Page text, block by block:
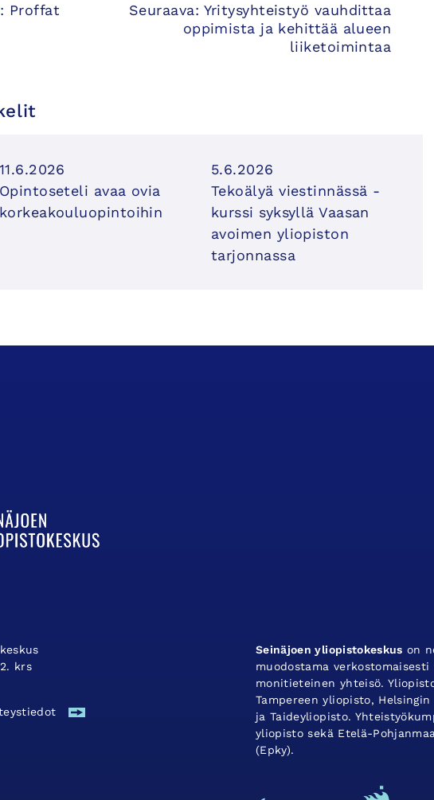
Proffat
Seuraava: Yritysyhteistyö vauhdittaa
oppimista ja kehittää alueen
liiketoimintaa
11.6.2026
Opintoseteli avaa ovia
korkeakouluopintoihin
5.6.2026
Tekoälyä viestinnässä -
kurssi syksyllä Vaasan
avoimen yliopiston
tarjonnassa
krs
Seinäjoen yliopistokeskus on
muodostama
monitieteinen yhteisö.
Tampereen yliopisto,
ja Taideyliopisto.
yliopisto sekä Etelä-
(Epky).